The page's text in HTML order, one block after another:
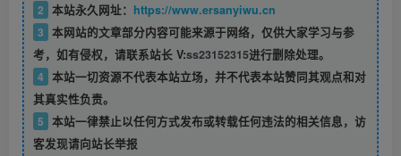
2 本站永久网址： https://www.ersanyiwu.cn
3 本网站的文章部分内容可能来源于网络，仅供大家学习与参
考，如有侵权，请联系站长 V:ss23152315进行删除处理。
4 本站一切资源不代表本站立场，并不代表本站赞同其观点和对
其真实性负责。
5 本站一律禁止以任何方式发布或转载任何违法的相关信息，访
客发现请向站长举报